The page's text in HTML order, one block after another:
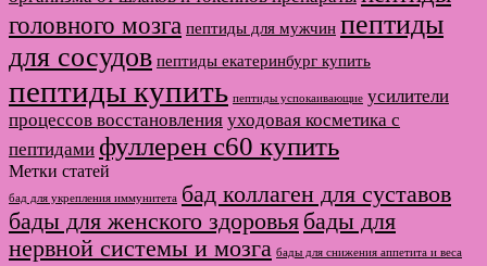
головного мозга пептиды для мужчин пептиды
для сосудов пептиды екатеринбург купить
пептиды купить пептиды успокаивающие усилители
процессов восстановления уходовая косметика с
пептидами фуллерен с60 купить
Метки статей
бад для укрепления иммунитета бад коллаген для суставов
бады для женского здоровья бады для
нервной системы и мозга бады для снижения аппетита и веса